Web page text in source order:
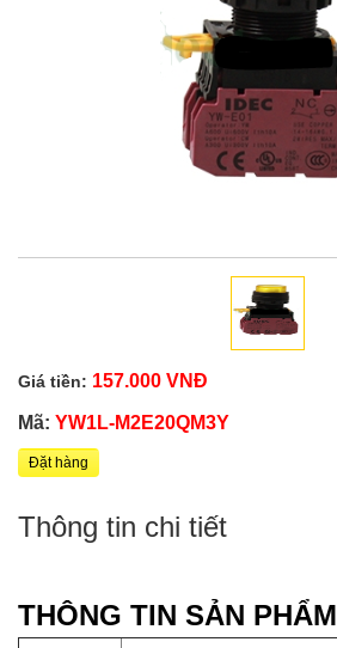
Giá tiền: 157.000 VNĐ
Mã: YW1L-M2E20QM3Y
Đặt hàng
Thông tin chi tiết
THÔNG TIN SẢN PHẨM